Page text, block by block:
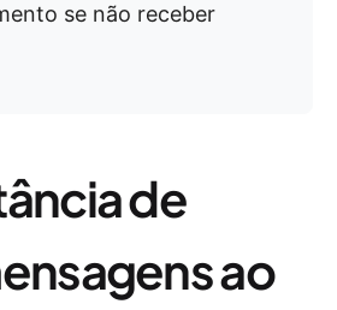
se não receber
de
ao